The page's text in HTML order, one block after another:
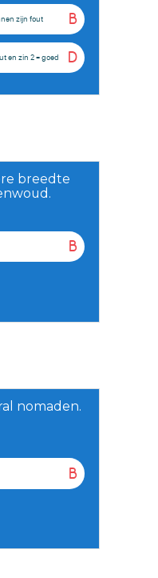
B
zijn fout
D
en zin 2 = goed
breedte
B
nomaden.
B